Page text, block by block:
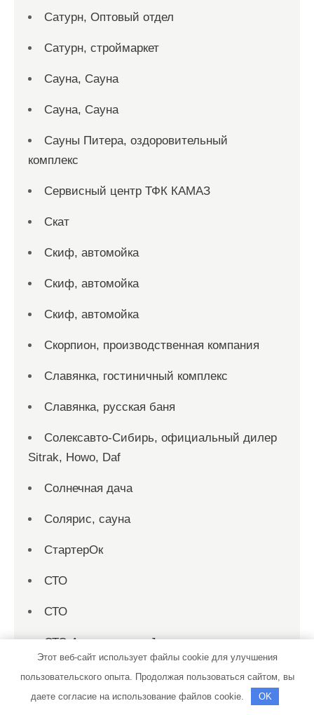
Сатурн, Оптовый отдел
Сатурн, строймаркет
Сауна, Сауна
Сауна, Сауна
Сауны Питера, оздоровительный
комплекс
Сервисный центр ТФК КАМАЗ
Скат
Скиф, автомойка
Скиф, автомойка
Скиф, автомойка
Скорпион, производственная компания
Славянка, гостиничный комплекс
Славянка, русская баня
Солексавто-Сибирь, официальный дилер
Sitrak, Howo, Daf
Солнечная дача
Солярис, сауна
СтартерОк
СТО
СТО
СТО Автотехцентр Jeep
СТО Дизель
Сто-2000
Этот веб-сайт использует файлы cookie для улучшения
пользовательского опыта. Продолжая пользоваться сайтом, вы
даете согласие на использование файлов cookie.
OK